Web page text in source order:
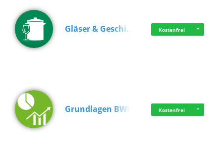
Gläser & Geschi… Kostenfrei
Grundlagen BWL Kostenfrei